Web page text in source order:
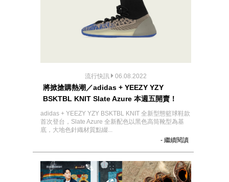
流行快訊 06.08.2022
將掀搶購熱潮／adidas + YEEZY YZY
BSKTBL KNIT Slate Azure 本週五開賣！
adidas + YEEZY YZY BSKTBL KNIT 全新型態籃球鞋款
首次登台，Slate Azure 全新配色以黑色高筒靴型為基
底，大地色針織材質點綴...
- 繼續閱讀